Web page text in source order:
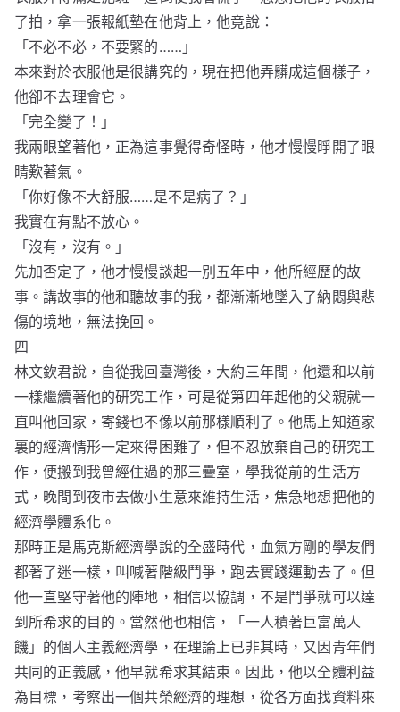
了拍，拿一張報紙墊在他背上，他竟說：
「不必不必，不要緊的……」
本來對於衣服他是很講究的，現在把他弄髒成這個樣子，
他卻不去理會它。
「完全變了！」
我兩眼望著他，正為這事覺得奇怪時，他才慢慢睜開了眼
睛歎著氣。
「你好像不大舒服……是不是病了？」
我實在有點不放心。
「沒有，沒有。」
先加否定了，他才慢慢談起一別五年中，他所經歷的故
事。講故事的他和聽故事的我，都漸漸地墜入了納悶與悲
傷的境地，無法挽回。
四
林文欽君說，自從我回臺灣後，大約三年間，他還和以前
一樣繼續著他的研究工作，可是從第四年起他的父親就一
直叫他回家，寄錢也不像以前那樣順利了。他馬上知道家
裏的經濟情形一定來得困難了，但不忍放棄自己的研究工
作，便搬到我曾經住過的那三疊室，學我從前的生活方
式，晚間到夜市去做小生意來維持生活，焦急地想把他的
經濟學體系化。
那時正是馬克斯經濟學說的全盛時代，血氣方剛的學友們
都著了迷一樣，叫喊著階級鬥爭，跑去實踐運動去了。但
他一直堅守著他的陣地，相信以協調，不是鬥爭就可以達
到所希求的目的。當然他也相信，「一人積著巨富萬人
饑」的個人主義經濟學，在理論上已非其時，又因青年們
共同的正義感，他早就希求其結束。因此，他以全體利益
為目標，考察出一個共榮經濟的理想，從各方面找資料來